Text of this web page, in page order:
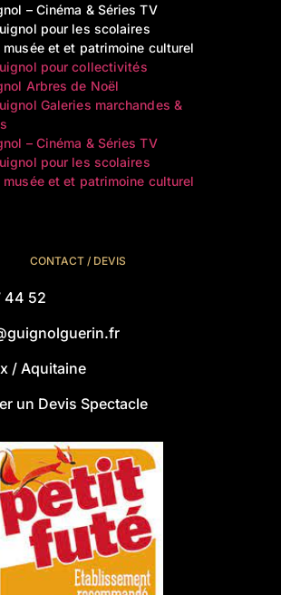
– Cinéma & Séries TV
pour les scolaires
et et patrimoine culturel
pour collectivités
Arbres de Noël
Galeries marchandes &
– Cinéma & Séries TV
pour les scolaires
et et patrimoine culturel
CONTACT / DEVIS
44 52
/ Aquitaine
un Devis Spectacle